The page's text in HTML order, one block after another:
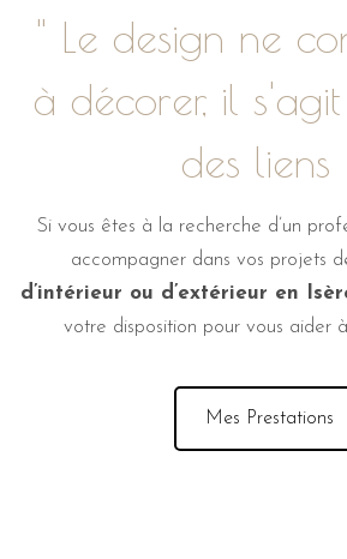
" Le design ne
à décorer, il
des liens
Si vous êtes à la recherche d’un
accompagner dans vos projets
d’intérieur ou d’extérieur en
votre disposition pour vous aider
Mes Prestations